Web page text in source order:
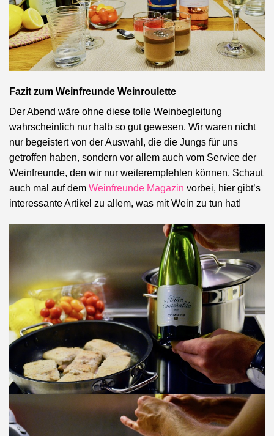
Fazit zum Weinfreunde Weinroulette
Der Abend wäre ohne diese tolle Weinbegleitung
wahrscheinlich nur halb so gut gewesen. Wir waren nicht
nur begeistert von der Auswahl, die die Jungs für uns
getroffen haben, sondern vor allem auch vom Service der
Weinfreunde, den wir nur weiterempfehlen können. Schaut
auch mal auf dem Weinfreunde Magazin vorbei, hier gibt’s
interessante Artikel zu allem, was mit Wein zu tun hat!